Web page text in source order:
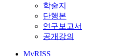
학술지
단행본
연구보고서
공개강의
MyRISS